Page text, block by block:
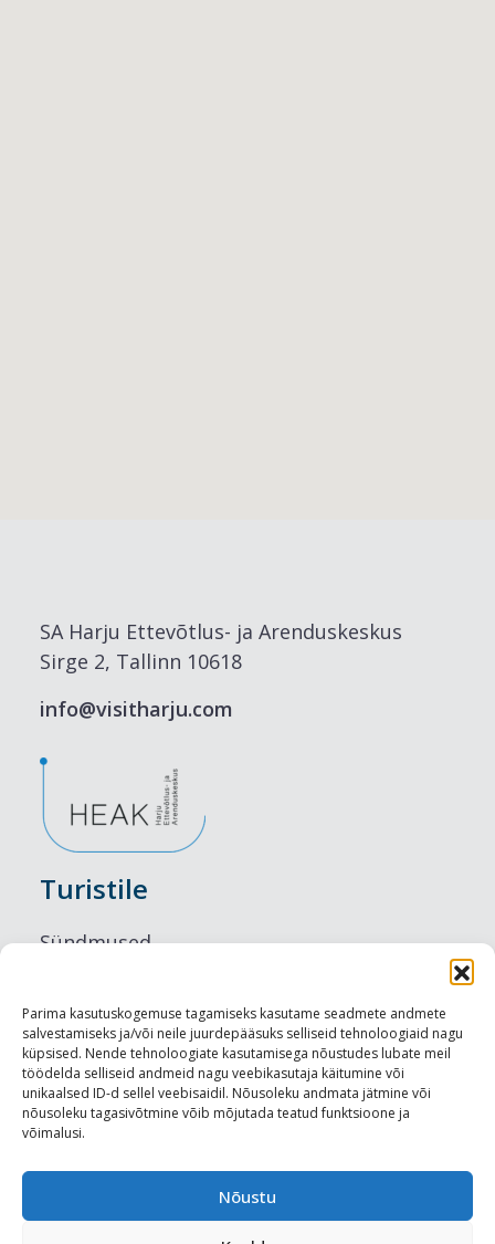
Parima kasutuskogemuse tagamiseks kasutame seadmete andmete
salvestamiseks ja/või neile juurdepääsuks selliseid tehnoloogiaid nagu
küpsised. Nende tehnoloogiate kasutamisega nõustudes lubate meil
töödelda selliseid andmeid nagu veebikasutaja käitumine või
unikaalsed ID-d sellel veebisaidil. Nõusoleku andmata jätmine või
nõusoleku tagasivõtmine võib mõjutada teatud funktsioone ja
võimalusi.
Nõustu
SA Harju Ettevõtlus- ja Arenduskeskus
Sirge 2, Tallinn 10618
info@visitharju.com
Turistile
Sündmused
Maitseelamused
Vaatamisväärsused
Visit Tallinn
Turismiprofessionaalile